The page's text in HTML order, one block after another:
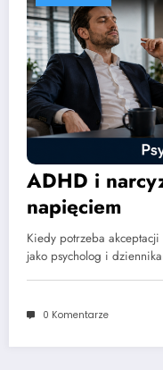
ADHD i
napięciem
Kiedy potrzeba akceptacji
jako psycholog i
0 Komentarze